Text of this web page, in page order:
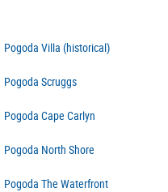
Pogoda Villa (historical)
Pogoda Scruggs
Pogoda Cape Carlyn
Pogoda North Shore
Pogoda The Waterfront